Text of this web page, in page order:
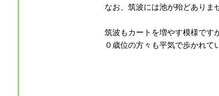
なお、筑波には池が殆どありま
筑波もカートを増やす模様です
０歳位の方々も平気で歩かれて